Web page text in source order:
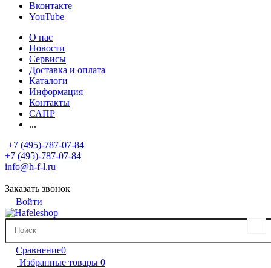
Вконтакте
YouTube
О нас
Новости
Сервисы
Доставка и оплата
Каталоги
Информация
Контакты
САПР
...
+7 (495)-787-07-84
+7 (495)-787-07-84
info@h-f-l.ru
Заказать звонок
Войти
Сравнение0
Избранные товары 0